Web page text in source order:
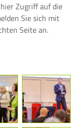
Zugriff auf die
Sie sich mit
Seite an.